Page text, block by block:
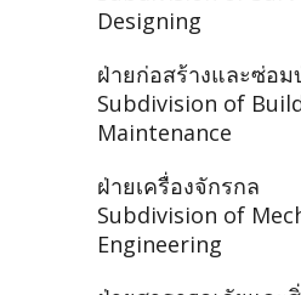
Designing
ฝ่ายก่อสร้างและซ่อม
Subdivision of
Maintenance
ฝ่ายเครื่องจักรกล
Subdivision of
Engineering